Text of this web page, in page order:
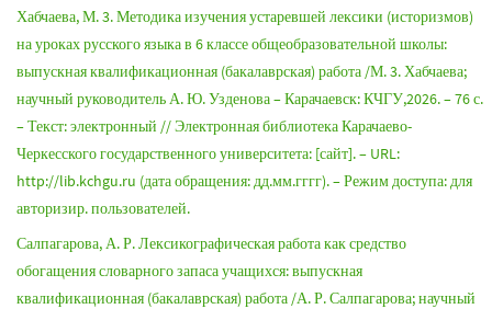
Хабчаева, М. 3. Методика изучения устаревшей лексики (историзмов)
на уроках русского языка в 6 классе общеобразовательной школы:
выпускная квалификационная (бакалаврская) работа /М. 3. Хабчаева;
научный руководитель А. Ю. Узденова – Карачаевск: КЧГУ,2026. – 76 с.
– Текст: электронный // Электронная библиотека Карачаево-
Черкесского государственного университета: [сайт]. – URL:
http://lib.kchgu.ru (дата обращения: дд.мм.гггг). – Режим доступа: для
авторизир. пользователей.
Салпагарова, А. Р. Лексикографическая работа как средство
обогащения словарного запаса учащихся: выпускная
квалификационная (бакалаврская) работа /А. Р. Салпагарова; научный